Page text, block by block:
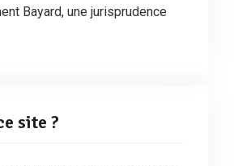
Bayard, une jurisprudence
site ?